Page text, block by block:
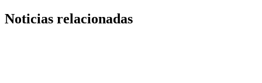
Noticias relacionadas